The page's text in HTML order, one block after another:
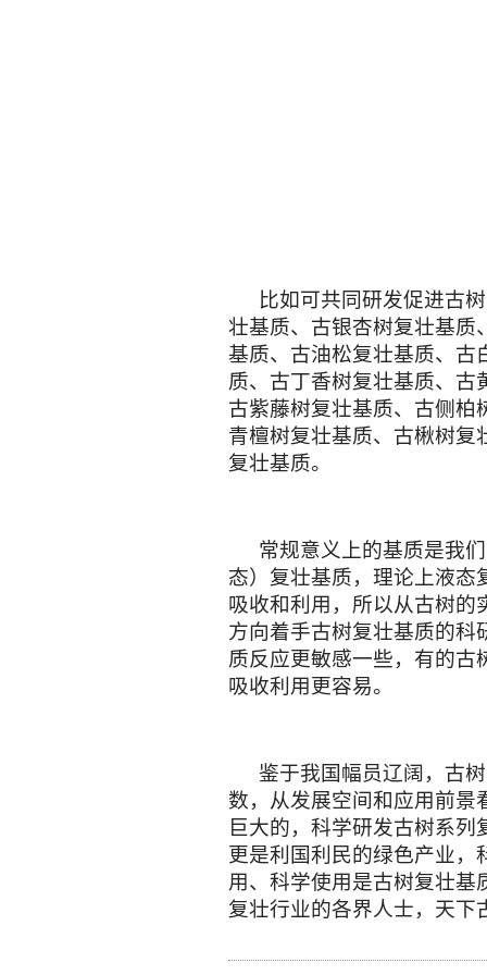
比如可共同研发促进古
壮基质、古银杏树复壮基
基质、古油松复壮基质、
质、古丁香树复壮基质、
古紫藤树复壮基质、古侧
青檀树复壮基质、古楸树
复壮基质。
常规意义上的基质是我
态）复壮基质，理论上液
吸收和利用，所以从古树
方向着手古树复壮基质的
质反应更敏感一些，有的
吸收利用更容易。
鉴于我国幅员辽阔，古
数，从发展空间和应用前
巨大的，科学研发古树系
更是利国利民的绿色产业
用、科学使用是古树复壮
复壮行业的各界人士，天下